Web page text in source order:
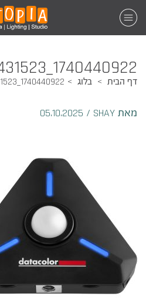
1740440922_IMG_2431523
דף הבית בלוג 1740440922_IMG_2431523
מאת SHAY /